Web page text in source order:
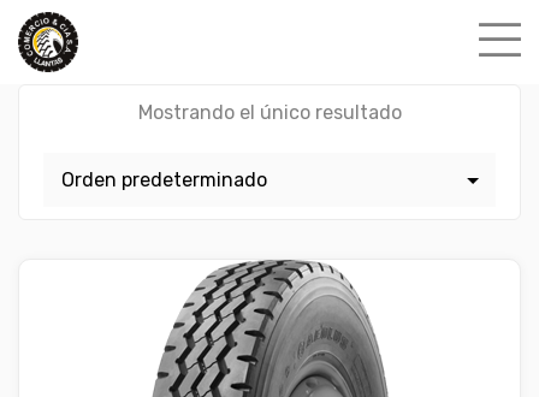
Skip
content
Mostrando el único resultado